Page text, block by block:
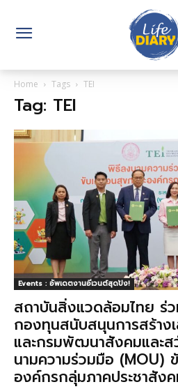
Home Tags TEI
Tag: TEI
Events : อัพเดตงานอีเวนต์สุดปัง!
สถาบันสิ่งแวดล้อมไทย ร่
กองทุนสนับสนุนการสร้า
และกรมพัฒนาสังคมและ
นามความร่วมมือ (MOU)
องค์กรกลุ่มภาคประชาสัง